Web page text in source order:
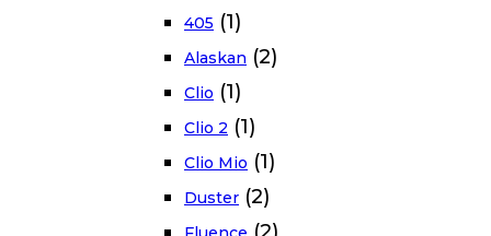
405 (1)
Alaskan (2)
Clio (1)
Clio 2 (1)
Clio Mio (1)
Duster (2)
(2)